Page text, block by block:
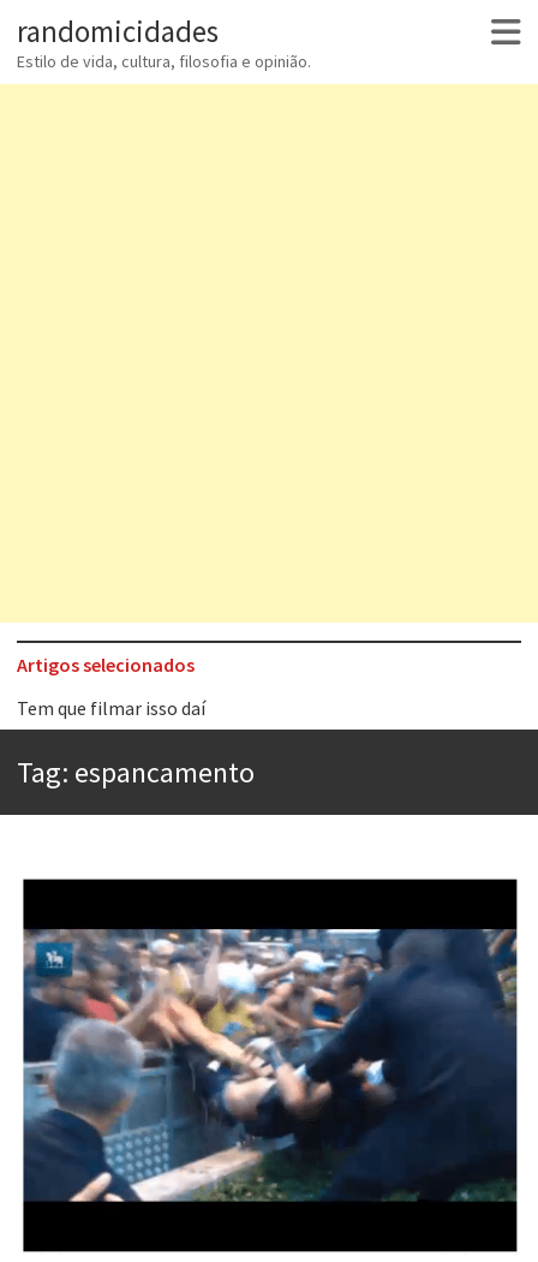
randomicidades
Estilo de vida, cultura, filosofia e opinião.
Artigos selecionados
Tem que filmar isso daí
Aprender a fracassar é o segredo do sucesso
Esse tal de Rock Gaúcho
Os causos de Jorge Luis Borges
Voto obrigatório é correto?
Se queres salvar o mundo, o veganismo não é a resposta
Tag: espancamento